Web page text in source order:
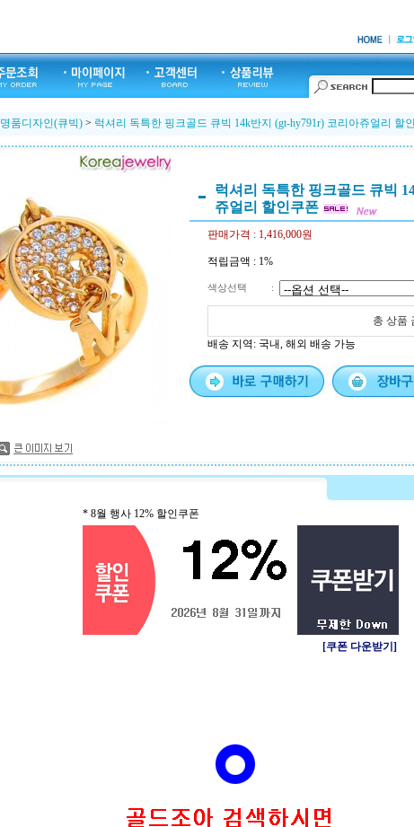
명품디자인(큐빅) > 럭셔리 독특한 핑크골드 큐빅 14k반지 (gt-hy791r) 코리아쥬얼리 할
럭셔리 독특한 핑크골드 큐빅
쥬얼리 할인쿠폰
판매가격 : 1,416,000원
적립금액 : 1%
색상선택 :
총 상품
배송 지역 : 국내, 해외 배송 가능
* 8월 행사 12% 할인쿠폰
[쿠폰 다운받기]